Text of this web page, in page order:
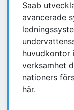
Saab
avancerade
huvudkontor
verksamhet
nationers
här.